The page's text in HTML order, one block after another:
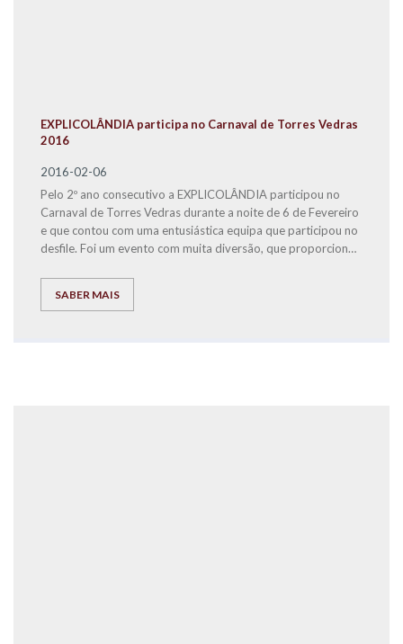
EXPLICOLÂNDIA participa no Carnaval de Torres Vedras
2016
2016-02-06
Pelo 2º ano consecutivo a EXPLICOLÂNDIA participou no
Carnaval de Torres Vedras durante a noite de 6 de Fevereiro
e que contou com uma entusiástica equipa que participou no
desfile. Foi um evento com muita diversão, que proporcionou
SABER MAIS